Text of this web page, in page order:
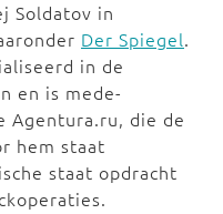
Soldatov in
Der Spiegel.
in de
en is mede-
Agentura.ru, die de
hem staat
staat opdracht